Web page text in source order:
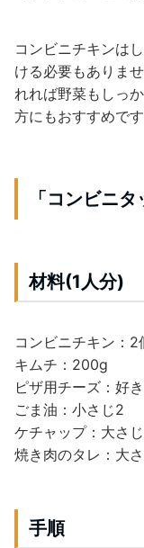
コンビニチキンは
ける必要もありま
れれば野菜もしっ
方にもおすすめです
「コンビニ
材料(1人分)
コンビニチキン：2
キムチ：200g
ピザ用チーズ：好
ごま油：小さじ2
ケチャップ：大さ
焼き肉のタレ：大
手順